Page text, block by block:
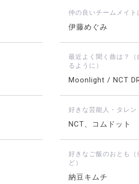
仲の良いチームメイト
伊藤めぐみ
最近よく聞く曲は？
るように）
Moonlight / NCT
好きな芸能人・タレン
NCT、コムドット
好きなご飯のおとも
ど）
納豆キムチ